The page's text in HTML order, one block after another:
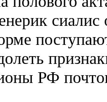
сиалис
РФ